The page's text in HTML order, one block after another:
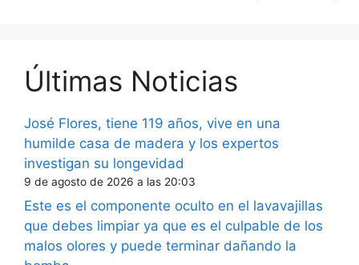
Últimas Noticias
José Flores, tiene 119 años, vive en una
humilde casa de madera y los expertos
investigan su longevidad
9 de agosto de 2026 a las 20:03
Este es el componente oculto en el lavavajillas
que debes limpiar ya que es el culpable de los
malos olores y puede terminar dañando la